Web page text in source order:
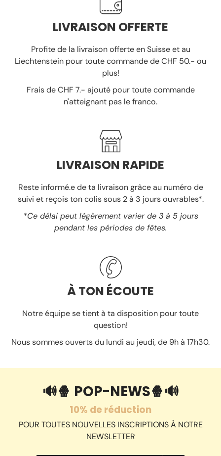
LIVRAISON OFFERTE
Profite de la livraison offerte en Suisse et au
Liechtenstein pour toute commande de CHF 50.- ou
plus!
Frais de CHF 7.- ajouté pour toute commande
n'atteignant pas le franco.
LIVRAISON RAPIDE
Reste informé.e de ta livraison grâce au numéro de
suivi et reçois ton colis sous 2 à 3 jours ouvrables*.
*Ce délai peut légèrement varier de 3 à 5 jours
pendant les périodes de fêtes.
À TON ÉCOUTE
Notre équipe se tient à ta disposition pour toute
question!
Nous sommes ouverts du lundi au jeudi, de 9h à 17h30.
🔊🍿 POP-NEWS🍿🔊
10% de réduction
POUR TOUTES NOUVELLES INSCRIPTIONS À NOTRE
NEWSLETTER